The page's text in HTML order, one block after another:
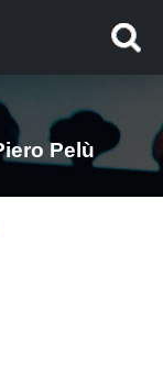
Pelù